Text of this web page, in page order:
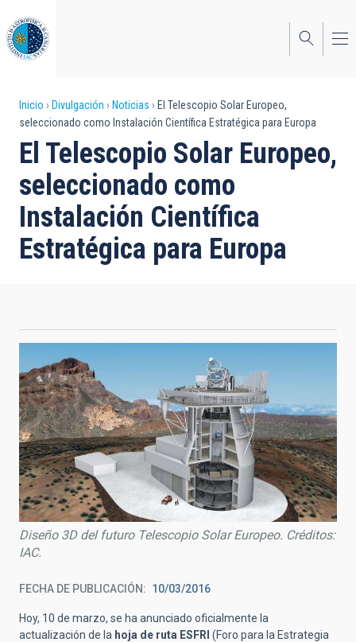
al
contenido
principal
Sobrescribir
enlaces
de
ayuda
a
la
Inicio Divulgación Noticias
El Telescopio Solar Europeo,
seleccionado como Instalación Científica Estratégica para Europa
El Telescopio Solar Europeo,
seleccionado como
Instalación Científica
Estratégica para Europa
Diseño 3D del futuro Telescopio Solar Europeo. Créditos:
IAC.
FECHA DE PUBLICACIÓN 10/03/2016
Hoy, 10 de marzo, se ha anunciado oficialmente la
actualización de la hoja de ruta ESFRI (Foro para la Estrategia